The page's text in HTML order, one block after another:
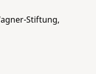
Stiftung,